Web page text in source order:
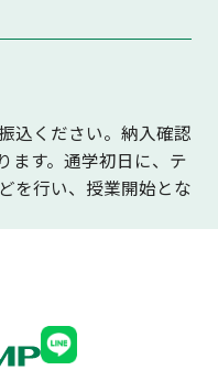
込ください。納入確認
ます。通学初日に、テ
を行い、授業開始とな